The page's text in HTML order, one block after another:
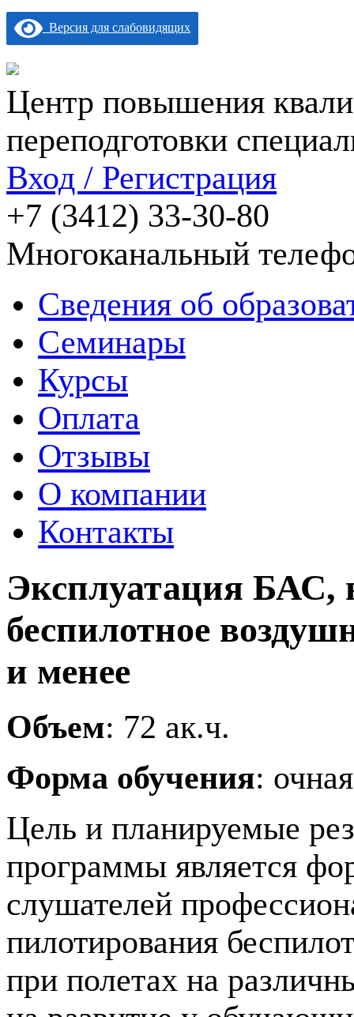
Версия для слабовидящих
Центр повышения
переподготовки
Вход / Регистрация
+7 (3412) 33-30-80
Многоканальный
Сведения об
Семинары
Курсы
Оплата
Отзывы
О компании
Контакты
Эксплуатация БАС,
беспилотное
и менее
Объем: 72 ак.ч.
Форма обучения:
Цель и планируемые
программы является
слушателей
пилотирования
при полетах на